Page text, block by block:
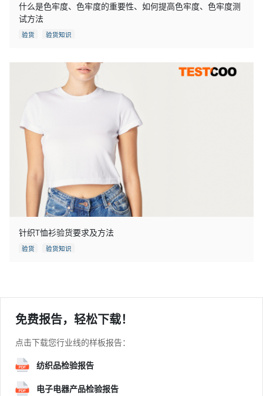
什么是色牢度、色牢度的重要性、如何提高色牢度、色牢度测
试方法
验货 验货知识
针织T恤衫验货要求及方法
验货 验货知识
免费报告，轻松下载！
点击下载您行业线的样板报告：
纺织品检验报告
电子电器产品检验报告